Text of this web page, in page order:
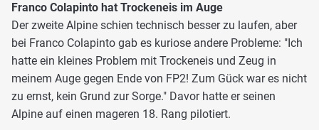
Franco Colapinto hat Trockeneis im Auge
Der zweite Alpine schien technisch besser zu laufen, aber
bei Franco Colapinto gab es kuriose andere Probleme: "Ich
hatte ein kleines Problem mit Trockeneis und Zeug in
meinem Auge gegen Ende von FP2! Zum Gück war es nicht
zu ernst, kein Grund zur Sorge." Davor hatte er seinen
Alpine auf einen mageren 18. Rang pilotiert.